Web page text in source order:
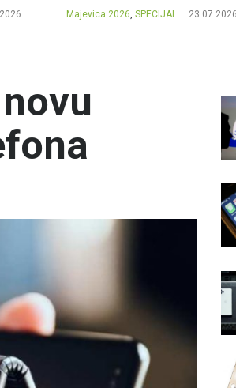
Majevica 2026, SPECIJAL